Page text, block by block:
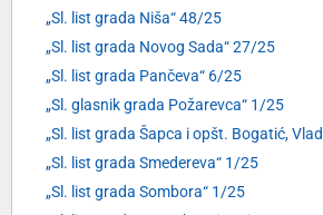
„Sl. list grada Niša“ 48/25
„Sl. list grada Novog Sada“ 27/25
„Sl. list grada Pančeva“ 6/25
„Sl. glasnik grada Požarevca“ 1/25
„Sl. list grada Šapca i opšt. Bogatić,
„Sl. list grada Smedereva“ 1/25
„Sl. list grada Sombora“ 1/25